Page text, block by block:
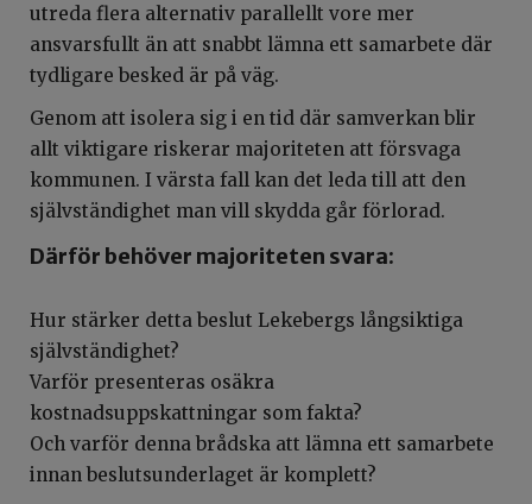
utreda flera alternativ parallellt vore mer
ansvarsfullt än att snabbt lämna ett samarbete där
tydligare besked är på väg.
Genom att isolera sig i en tid där samverkan blir
allt viktigare riskerar majoriteten att försvaga
kommunen. I värsta fall kan det leda till att den
självständighet man vill skydda går förlorad.
Därför behöver majoriteten svara:
Hur stärker detta beslut Lekebergs långsiktiga
självständighet?
Varför presenteras osäkra
kostnadsuppskattningar som fakta?
Och varför denna brådska att lämna ett samarbete
innan beslutsunderlaget är komplett?